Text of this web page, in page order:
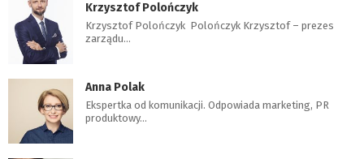
Krzysztof Polończyk
Krzysztof Polończyk Polończyk Krzysztof – prezes
zarządu…
Anna Polak
Ekspertka od komunikacji. Odpowiada marketing, PR
produktowy…